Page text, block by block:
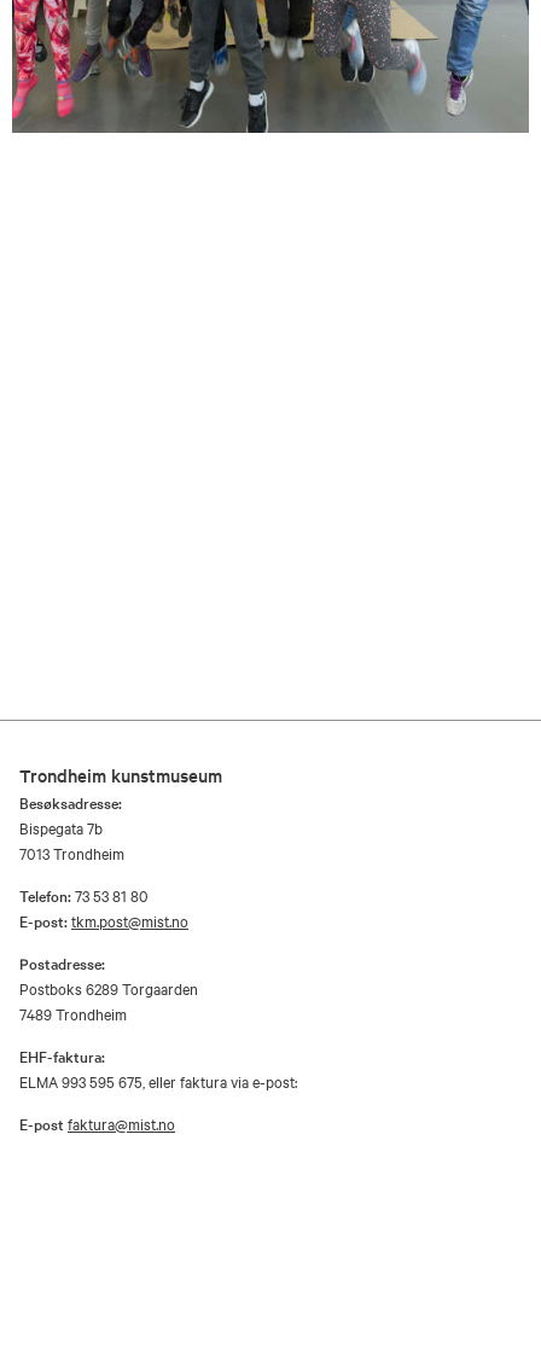
Trondheim kunstmuseum
Besøksadresse:
Bispegata 7b
7013 Trondheim
Telefon:73 53 81 80
E-post:tkm.post@mist.no
Postadresse:
Postboks 6289 Torgaarden
7489 Trondheim
EHF-faktura:
ELMA 993 595 675, eller faktura via e-post:
E-post faktura@mist.no